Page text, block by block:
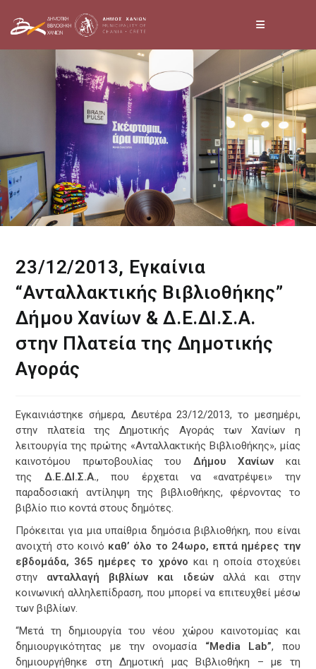
23/12/2013, Εγκαίνια
“Ανταλλακτικής Βιβλιοθήκης”
Δήμου Χανίων & Δ.Ε.ΔΙ.Σ.Α.
στην Πλατεία της Δημοτικής
Αγοράς
Εγκαινιάστηκε σήμερα, Δευτέρα 23/12/2013, το μεσημέρι,
στην πλατεία της Δημοτικής Αγοράς των Χανίων η
λειτουργία της πρώτης «Ανταλλακτικής Βιβλιοθήκης», μίας
καινοτόμου πρωτοβουλίας του Δήμου Χανίων και
της Δ.Ε.ΔΙ.Σ.Α., που έρχεται να «ανατρέψει» την
παραδοσιακή αντίληψη της βιβλιοθήκης, φέρνοντας το
βιβλίο πιο κοντά στους δημότες.
Πρόκειται για μια υπαίθρια δημόσια βιβλιοθήκη, που είναι
ανοιχτή στο κοινό καθ’ όλο το 24ωρο, επτά ημέρες την
εβδομάδα, 365 ημέρες το χρόνο και η οποία στοχεύει
στην ανταλλαγή βιβλίων και ιδεών αλλά και στην
κοινωνική αλληλεπίδραση, που μπορεί να επιτευχθεί μέσω
των βιβλίων.
“Μετά τη δημιουργία του νέου χώρου καινοτομίας και
δημιουργικότητας με την ονομασία
“Media Lab”, που
δημιουργήθηκε στη Δημοτική μας Βιβλιοθήκη – με τη